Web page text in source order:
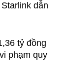
dẫn
tỷ đồng
phạm quy